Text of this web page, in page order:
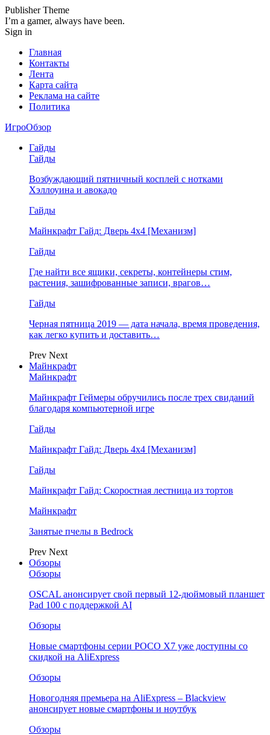
Publisher Theme
I’m a gamer, always have been.
Sign in
Главная
Контакты
Лента
Карта сайта
Реклама на сайте
Политика
ИгроОбзор
Гайды
Гайды
Возбуждающий пятничный косплей с нотками
Хэллоуина и авокадо
Гайды
Майнкрафт Гайд: Дверь 4х4 [Механизм]
Гайды
Где найти все ящики, секреты, контейнеры стим,
растения, зашифрованные записи, врагов…
Гайды
Черная пятница 2019 — дата начала, время проведения,
как легко купить и доставить…
Prev Next
Майнкрафт
Майнкрафт
Майнкрафт Геймеры обручились после трех свиданий
благодаря компьютерной игре
Гайды
Майнкрафт Гайд: Дверь 4х4 [Механизм]
Гайды
Майнкрафт Гайд: Скоростная лестница из тортов
Майнкрафт
Занятые пчелы в Bedrock
Prev Next
Обзоры
Обзоры
OSCAL анонсирует свой первый 12-дюймовый планшет
Pad 100 с поддержкой AI
Обзоры
Новые смартфоны серии POCO X7 уже доступны со
скидкой на AliExpress
Обзоры
Новогодняя премьера на AliExpress – Blackview
анонсирует новые смартфоны и ноутбук
Обзоры